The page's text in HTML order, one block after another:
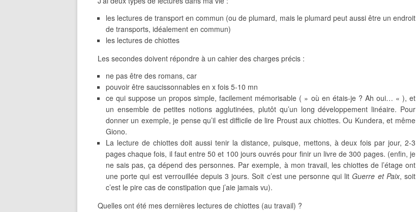
les lectures de transport en commun (ou de plumard, mais le plumard peut aussi être un endroit
de transports, idéalement en commun)
les lectures de chiottes
Les secondes doivent répondre à un cahier des charges précis :
ne pas être des romans, car
pouvoir être saucissonnables en x fois 5-10 mn
ce qui suppose un propos simple, facilement mémorisable ( » où en étais-je ? Ah oui… « ), et
un ensemble de petites notions agglutinées, plutôt qu’un long développement linéaire. Pour
donner un exemple, je pense qu’il est difficile de lire Proust aux chiottes. Ou Kundera, et même
Giono.
La lecture de chiottes doit aussi tenir la distance, puisque, mettons, à deux fois par jour, 2-3
pages chaque fois, il faut entre 50 et 100 jours ouvrés pour finir un livre de 300 pages. (enfin, je
ne sais pas, ça dépend des personnes. Par exemple, à mon travail, les chiottes de l’étage ont
une porte qui est verrouillée depuis 3 jours. Soit c’est une personne qui lit Guerre et Paix, soit
c’est le pire cas de constipation que j’aie jamais vu).
Quelles ont été mes dernières lectures de chiottes (au travail) ?